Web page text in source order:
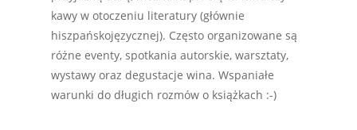
kawy w otoczeniu literatury (głównie
hiszpańskojęzycznej). Często organizowane są
różne eventy, spotkania autorskie, warsztaty,
wystawy oraz degustacje wina. Wspaniałe
warunki do długich rozmów o książkach :-)